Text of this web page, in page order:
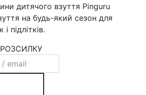
дитячого взуття Pinguru
на будь-який сезон для
підлітків.